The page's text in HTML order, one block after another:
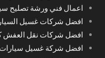
اعمال فني ورشة تصليح
افضل شركات غسيل
افضل شركات نقل العفش
افضل شركة غسيل سيارات